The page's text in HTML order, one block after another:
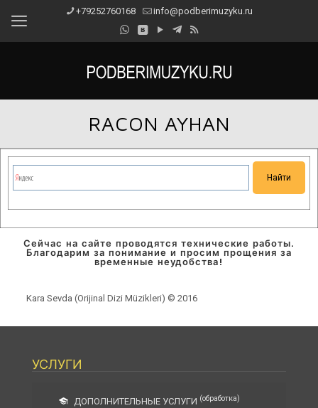
+79252760168 info@podberimuzyku.ru
RACON AYHAN
Сейчас на сайте проводятся технические работы.
Благодарим за понимание и просим прощения за
временные неудобства!
Kara Sevda (Orijinal Dizi Müzikleri) © 2016
УСЛУГИ
ДОПОЛНИТЕЛЬНЫЕ УСЛУГИ (обработка)